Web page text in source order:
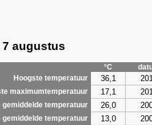
augustus
°C
Hoogste temperatuur
36,1
maximumtemperatuur 17,1
gemiddelde temperatuur 26,0
gemiddelde temperatuur 13,0